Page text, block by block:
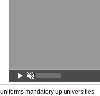
uniforms mandatory up universities